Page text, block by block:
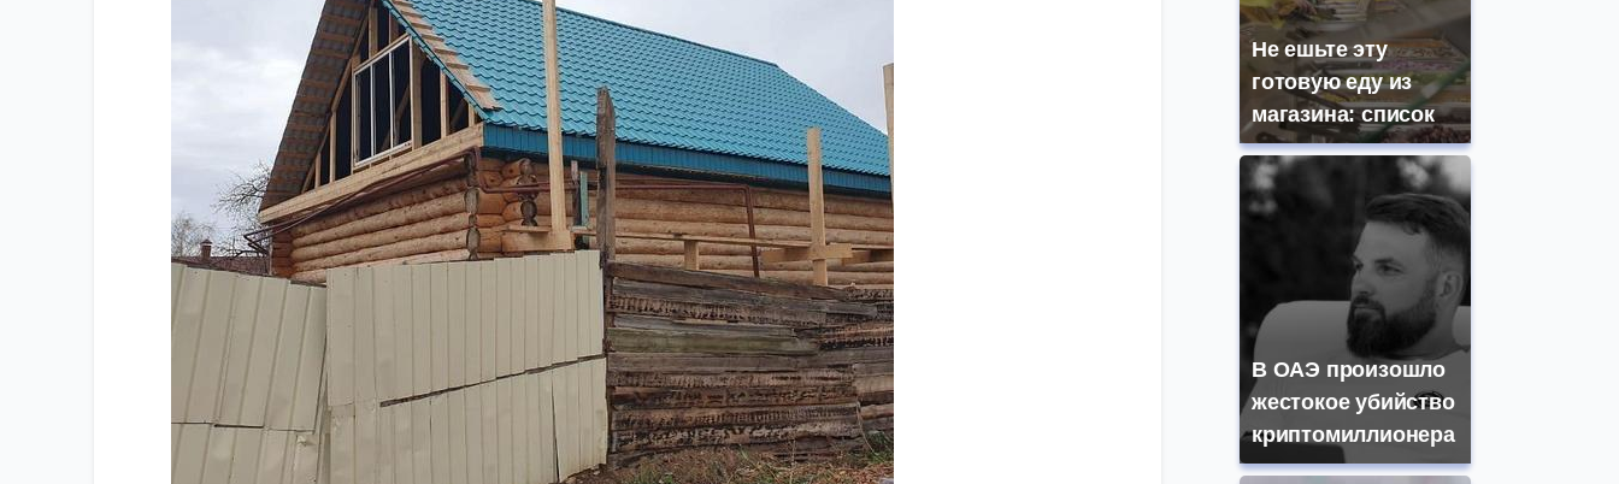
Не ешьте эту
готовую еду из
магазина: список
В ОАЭ произошло
жестокое убийство
криптомиллионера